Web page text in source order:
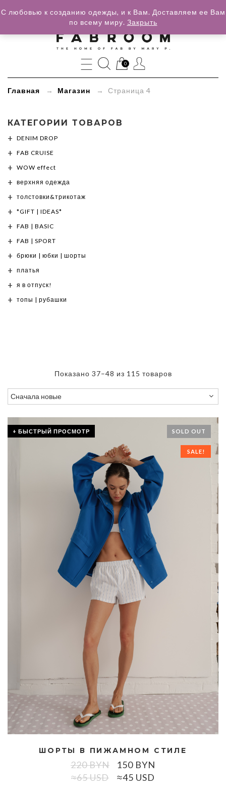
»
Товары
0
Главная → Магазин → Страница 4
КАТЕГОРИИ ТОВАРОВ
DENIM DROP
FAB CRUISE
WOW effect
верхняя одежда
толстовки&трикотаж
*GIFT | IDEAS*
FAB | BASIC
FAB | SPORT
брюки | юбки | шорты
платья
я в отпуск!
топы | рубашки
Показано 37–48 из 115 товаров
+ БЫСТРЫЙ ПРОСМОТР SOLD OUT
SALE!
ШОРТЫ В ПИЖАМНОМ СТИЛЕ
220BYN
≈65 USD
150 BYN
≈45 USD
С любовью к созданию одежды, и к Вам. Доставляем ее Вам
по всему миру. Закрыть